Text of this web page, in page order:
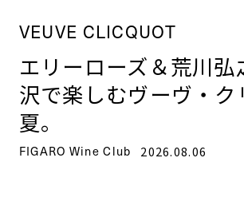
VEUVE CLICQUOT
エリーローズ＆荒川弘
沢で楽しむヴーヴ・ク
夏。
FIGARO Wine Club 2026.08.06